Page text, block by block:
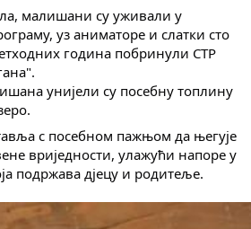
ФИНАНСИЈЕ
малишани су уживали у
уз аниматоре и слатки сто
година побринули СТР
унијели су посебну топлину
с посебном пажњом да његује
вриједности, улажући напоре у
подржава д‌јецу и родитеље.